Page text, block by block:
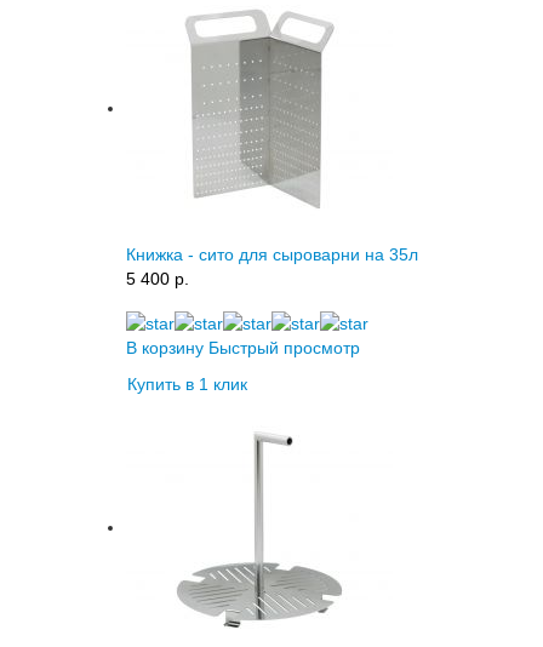
Книжка - сито для сыроварни на 35л
5 400 p.
В корзину Быстрый просмотр
Купить в 1 клик